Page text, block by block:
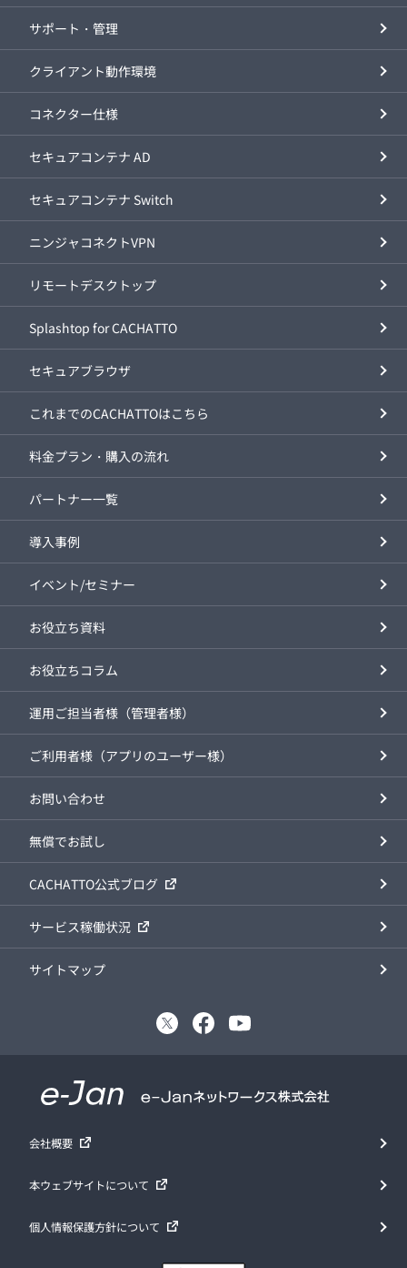
サポート・管理
クライアント動作環境
コネクター仕様
セキュアコンテナ AD
セキュアコンテナ Switch
ニンジャコネクトVPN
リモートデスクトップ
Splashtop for CACHATTO
セキュアブラウザ
これまでのCACHATTOはこちら
料金プラン・購入の流れ
パートナー一覧
導入事例
イベント/セミナー
お役立ち資料
お役立ちコラム
運用ご担当者様（管理者様）
ご利用者様（アプリのユーザー様）
お問い合わせ
無償でお試し
CACHATTO公式ブログ
サービス稼働状況
サイトマップ
会社概要
本ウェブサイトについて
個人情報保護方針について